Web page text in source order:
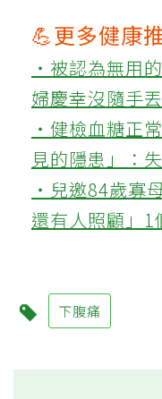
💪更多健康
‧被認為無用
婦慶幸沒隨手
‧健檢血糖正
見的隱患」：
‧兒邀84歲寡
還有人照顧」
下腹痛